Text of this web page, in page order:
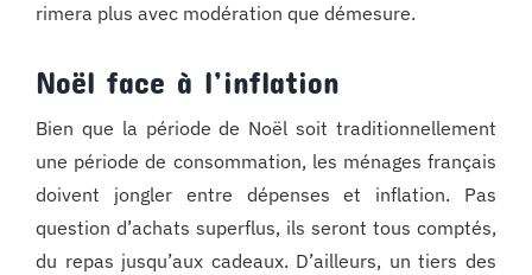
rimera plus avec modération que démesure.
Noël face à l’inflation
Bien que la période de Noël soit traditionnellement
une période de consommation, les ménages français
doivent jongler entre dépenses et inflation. Pas
question d’achats superflus, ils seront tous comptés,
du repas jusqu’aux cadeaux. D’ailleurs, un tiers des